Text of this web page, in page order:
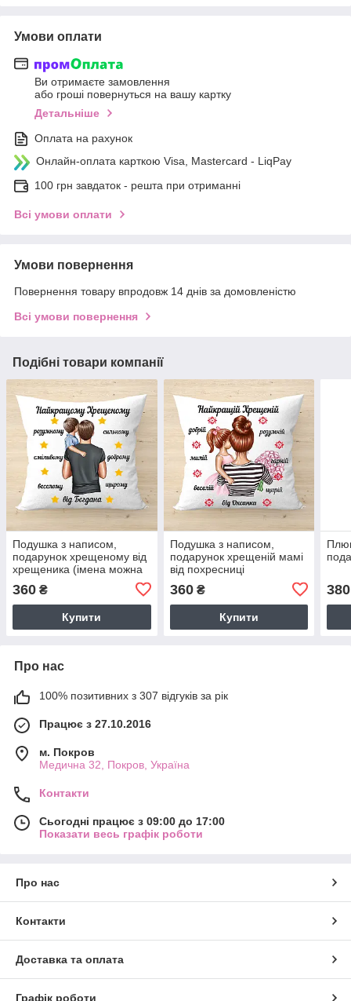
Умови оплати
Ви отримаєте замовлення
або гроші повернуться на вашу картку
Детальніше
Оплата на рахунок
Онлайн-оплата карткою Visa, Mastercard - LiqPay
100 грн завдаток - решта при отриманні
Всі умови оплати
Умови повернення
Повернення товару впродовж 14 днів за домовленістю
Всі умови повернення
Подібні товари компанії
Подушка з написом,
подарунок хрещеному від
хрещеника (імена можна
360 ₴
Купити
Подушка з написом,
подарунок хрещеній мамі
від похресниці
360₴
Купити
380
Про нас
100% позитивних з 307 відгуків за рік
Працює з 27.10.2016
м. Покров
Медична 32, Покров, Україна
Контакти
Сьогодні працює з 09:00 до 17:00
Показати весь графік роботи
Про нас
Контакти
Доставка та оплата
Графік роботи